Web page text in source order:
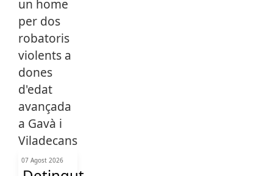
07 Agost 2026